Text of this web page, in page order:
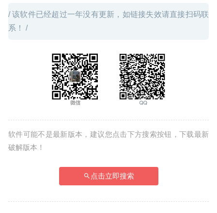
/ 该软件已经超过一年没有更新，如链接失效请直接扫码联
系！ /
软件可能不是最新版本，建议您点击下方搜索按钮，下载最新
破解版本！
点击立即搜索